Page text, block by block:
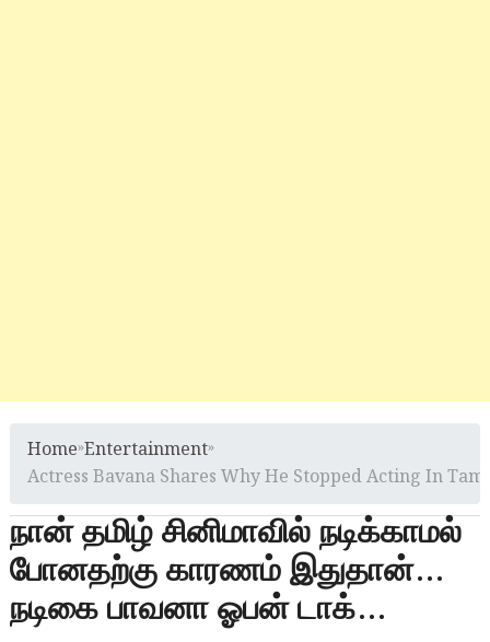
Home»Entertainment»
Actress Bavana Shares Why He Stopped Acting In
நான் தமிழ் சினிமாவில் நடிக்காமல்
போனதற்கு காரணம் இதுதான்…
நடிகை பாவனா ஓபன் டாக்…